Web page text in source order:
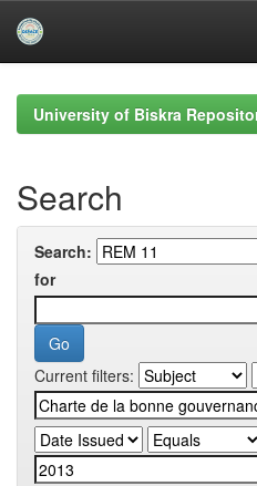
navigationUniversity of Biskra
Search
Search:
for
Current filters: